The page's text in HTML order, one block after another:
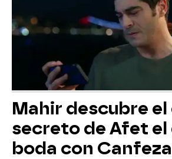
Mahir descubre
secreto de Afet el
boda con Canfeza